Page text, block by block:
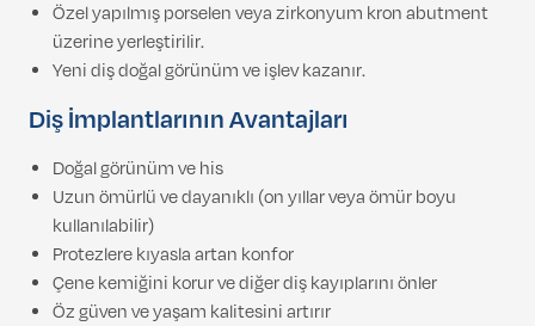
Özel yapılmış porselen veya zirkonyum kron abutment
üzerine yerleştirilir.
Yeni diş doğal görünüm ve işlev kazanır.
Diş İmplantlarının Avantajları
Doğal görünüm ve his
Uzun ömürlü ve dayanıklı (on yıllar veya ömür boyu
kullanılabilir)
Protezlere kıyasla artan konfor
Çene kemiğini korur ve diğer diş kayıplarını önler
Öz güven ve yaşam kalitesini artırır